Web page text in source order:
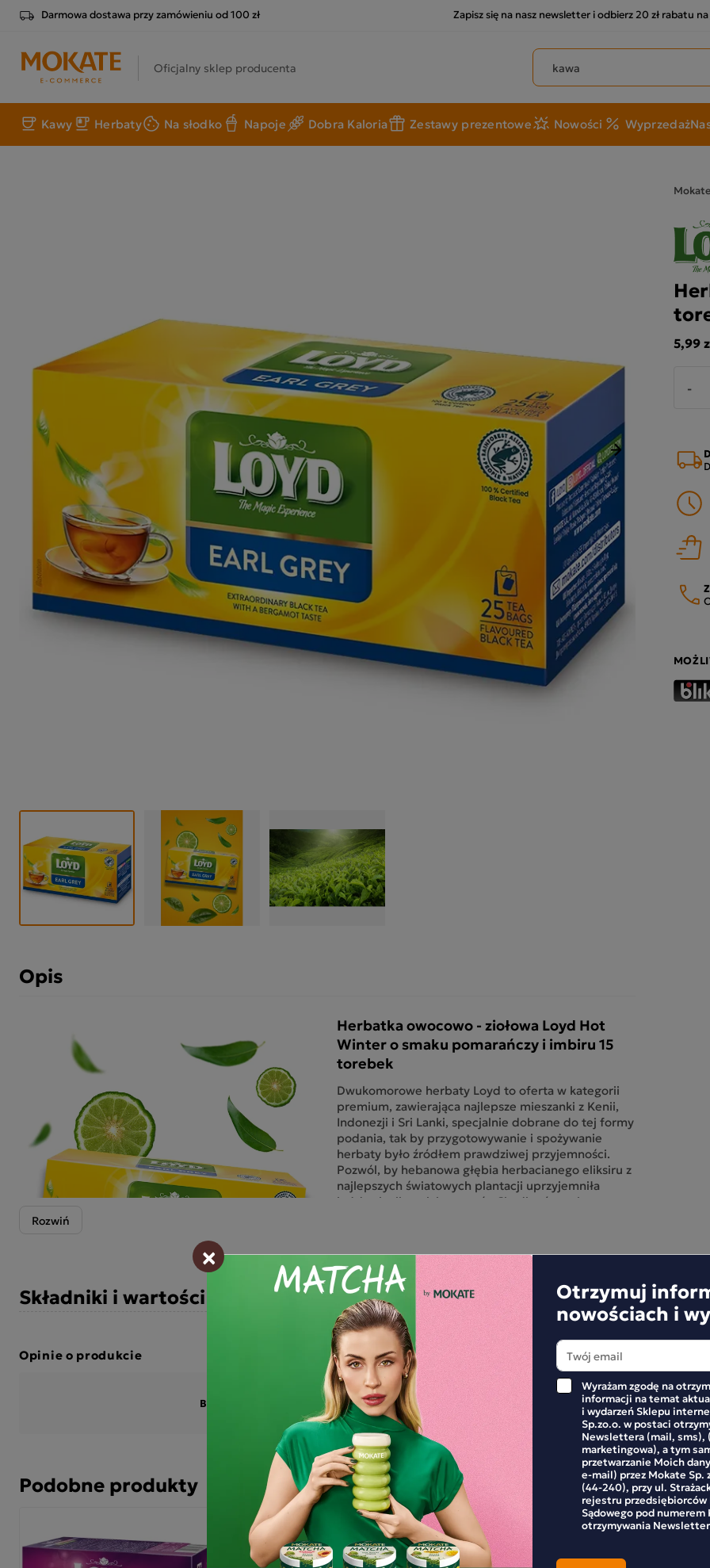
Darmowa dostawa przy zamówieniu od 100 zł Zapisz się na nasz newsletter i odbierz 20 zł rabatu
Oficjalny sklep producenta Szukaj produktów
Kawy Herbaty Na słodko Napoje Dobra Kaloria Zestawy prezentowe Nowości Wyprzedaż
Następny
Mokate
5,99
-
Opis
Herbatka owocowo - ziołowa Loyd Hot
Winter o smaku pomarańczy i imbiru 15
torebek
Dwukomorowe herbaty Loyd to oferta w kategorii
premium, zawierająca najlepsze mieszanki z Kenii,
Indonezji i Sri Lanki, specjalnie dobrane do tej formy
podania, tak by przygotowywanie i spożywanie
herbaty było źródłem prawdziwej przyjemności.
Pozwól, by hebanowa głębia herbacianego eliksiru z
najlepszych światowych plantacji uprzyjemniła
każdą chwilę, tak by pomóc Ci odkryć magię we
EARL GREY to znakomita mieszanka herbat
czarnych, uszlachetniona olejkiem ze skórki
bergamotowej pomarańczy.
LOYD Earl Grey oferuje napar o niezwykłej barwie,
głębokim i pełnym smaku z wyraźną cytrusową
nutą.
Jako bazę zastosowano mieszankę czarnych herbat
kenijskich, wyselekcjonowanych tak, by tworzyły
harmonię ze smakiem bergamotki, a wyważona
goryczka pozwalała cieszyć się jej smakiem.
Tajemnica wyjątkowego smaku czarnych herbat
LOYD kryje się w nieprawdopodobnie
rygorystycznej selekcji herbacianego surowca. Tylko
niewielki procent czarnych listków ma szansę trafić
do herbacianego raju, czyli do słonecznych
opakowań herbaty LOYD. Herbaty zostały
spakowane w dwukomorowe torebki Podczas
zaparzania uwalnia się wyjątkowy bukiet smaków i
aromatów, którym możesz cieszyć się w każdej
Składniki i wartości odżywcze
Opinie o produkcie
BĄDŹ PIERWSZYM KTÓRY NAPISZE RECENZJĘ
Podobne produkty
×
Otrzymuj
nowościach i
Wyrażam zgodę na
informacji na temat
i wydarzeń Sklepu
Sp.zo.o. w postaci
Newslettera (mail, sms),
marketingowa), a tym
przetwarzanie Moich
e-mail) przez Mokate Sp.
(44-240), przy ul.
rejestru
Sądowego pod numerem
otrzymywania